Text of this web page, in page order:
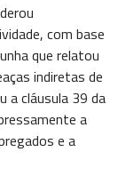
com base
que relatou
indiretas de
a cláusula 39 da
a
e a